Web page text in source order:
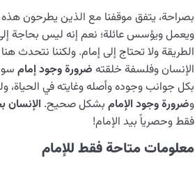
بصراحة، يتفق موقفنا مع الذين يطرحون هذه
ويعمل ويؤسس عائلة؛ نعم إنه ليس بحاجة
الطريقة ولا تحتاج إلى إمام. ولكننا نتحدث
الإنسان وفلسفة خلقته ضرورة وجود إمام
بكل جوانب وجوده وأصله وغايته في
وضرورة وجود الإمام بشكل صحيح. الإنسان
فقط وحصرياً بيد الإمام!
معلومات متاحة فقط للإمام